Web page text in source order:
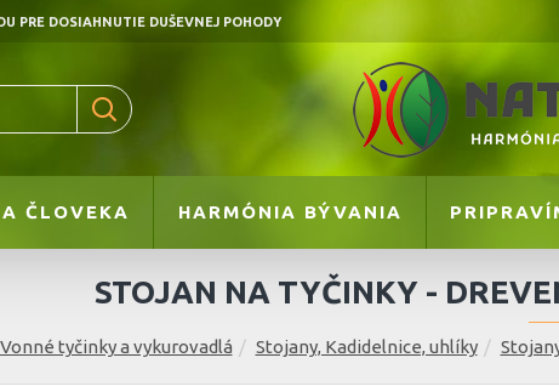
PRE DOSIAHNUTIE DUŠEVNEJ POHODY
ČLOVEKA HARMÓNIA BÝVANIA
Vonné tyčinky a vykurovadlá Stojany, Kadidelnice, uhlíky
STOJAN NA TYČINKY -